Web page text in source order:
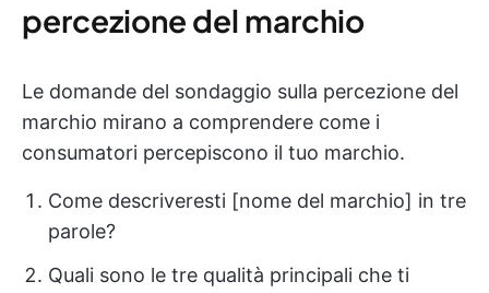
percezione del marchio
Le domande del sondaggio sulla percezione del
marchio mirano a comprendere come i
consumatori percepiscono il tuo marchio.
Come descriveresti [nome del marchio] in tre
parole?
Quali sono le tre qualità principali che ti